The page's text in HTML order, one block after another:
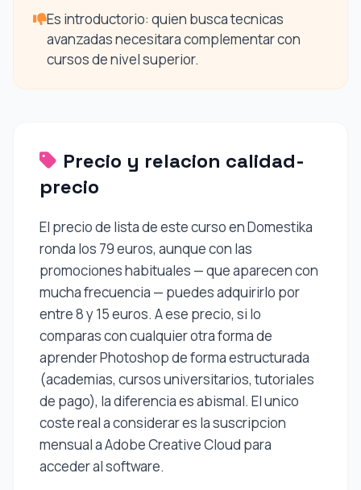
Es introductorio: quien busca tecnicas
avanzadas necesitara complementar con
cursos de nivel superior.
Precio y relacion calidad-
precio
El precio de lista de este curso en Domestika
ronda los 79 euros, aunque con las
promociones habituales — que aparecen con
mucha frecuencia — puedes adquirirlo por
entre 8 y 15 euros. A ese precio, si lo
comparas con cualquier otra forma de
aprender Photoshop de forma estructurada
(academias, cursos universitarios, tutoriales
de pago), la diferencia es abismal. El unico
coste real a considerar es la suscripcion
mensual a Adobe Creative Cloud para
acceder al software.